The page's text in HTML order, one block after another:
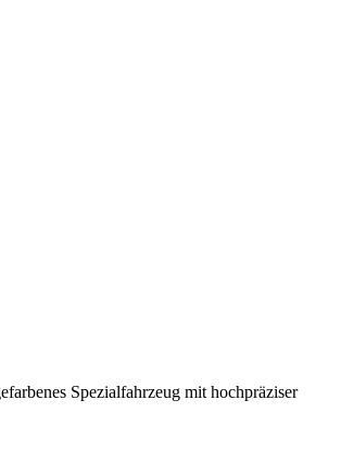
Spezialfahrzeug mit hochpräziser